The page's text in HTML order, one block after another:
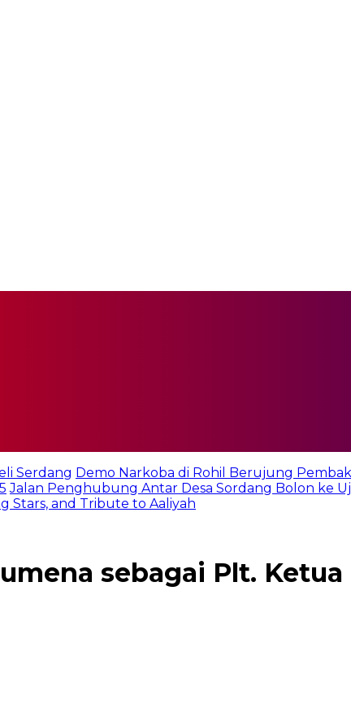
Serdang Demo Narkoba di Rohil Berujung
Jalan Penghubung Antar Desa Sordang Bolon ke
Stars, and Tribute to Aaliyah
sebagai Plt.